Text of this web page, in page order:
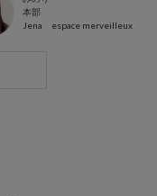
本部
Jena espace merveilleux